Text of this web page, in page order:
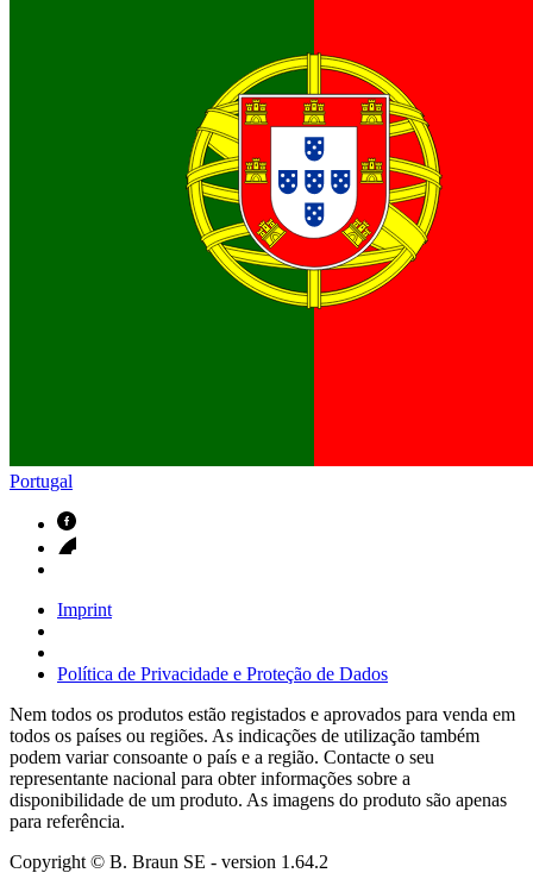
Portugal
Imprint
Política de Privacidade e Proteção de Dados
Nem todos os produtos estão registados e aprovados para venda em
todos os países ou regiões. As indicações de utilização também
podem variar consoante o país e a região. Contacte o seu
representante nacional para obter informações sobre a
disponibilidade de um produto. As imagens do produto são apenas
para referência.
Copyright © B. Braun SE - version 1.64.2